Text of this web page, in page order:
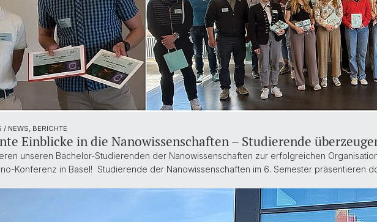
/ NEWS, BERICHTE
Einblicke in die Nanowissenschaften – Studierende
unseren Bachelor-Studierenden der Nanowissenschaften zur erfolgreichen
Konferenz in Basel! Studierende der Nanowissenschaften im 6. Semester präsentieren